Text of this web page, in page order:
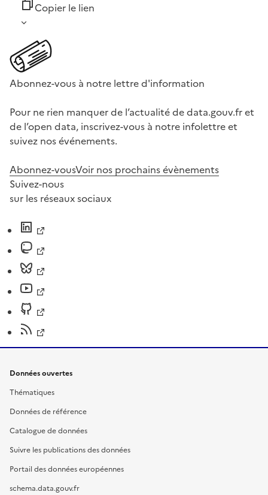
Copier le lien
Abonnez-vous à notre lettre d'information
Pour ne rien manquer de l’actualité de data.gouv.fr et
de l’open data, inscrivez-vous à notre infolettre et
suivez nos événements.
Abonnez-vousVoir nos prochains évènements
Suivez-nous
sur les réseaux sociaux
Données ouvertes
Thématiques
Données de référence
Catalogue de données
Suivre les publications des données
Portail des données européennes
schema.data.gouv.fr